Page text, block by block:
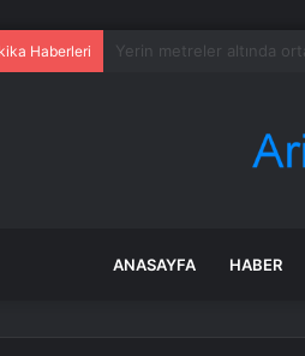
Haberleri Sapık milyarder ölmedi
ANASAYFA HABER